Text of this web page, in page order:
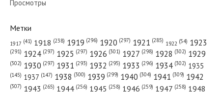
Просмотры
Метки
1917 (41) 1918 (238) 1919 (296) 1920 (297) 1921 (285) 1922 (54) 1923
(291) 1924 (297) 1925 (297) 1926 (301) 1927 (298) 1928 (302) 1929
(302) 1930 (297) 1931 (293) 1932 (295) 1933 (296) 1934 (302) 1935
(145) 1937 (147) 1938 (300) 1939 (299) 1940 (304) 1941 (309) 1942
(307) 1943 (265) 1944 (256) 1945 (258) 1946 (259) 1947 (258) 1948